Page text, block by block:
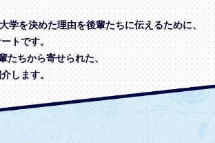
学を決めた理由を後輩たちに伝えるために、
トです。
たちから寄せられた、
します。